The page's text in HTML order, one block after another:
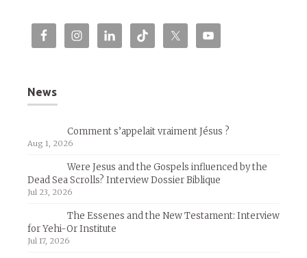
News
Comment s’appelait vraiment Jésus ?
Aug 1, 2026
Were Jesus and the Gospels influenced by the
Dead Sea Scrolls? Interview Dossier Biblique
Jul 23, 2026
The Essenes and the New Testament: Interview
for Yehi-Or Institute
Jul 17, 2026